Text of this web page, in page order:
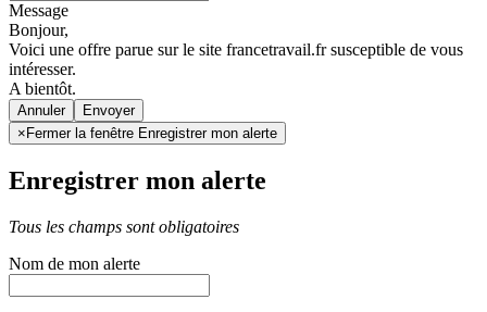
Message
Bonjour,
Voici une offre parue sur le site francetravail.fr susceptible de vous
intéresser.
A bientôt.
Annuler
× Fermer la fenêtre Enregistrer mon alerte
Enregistrer mon alerte
Tous les champs sont obligatoires
Nom de mon alerte